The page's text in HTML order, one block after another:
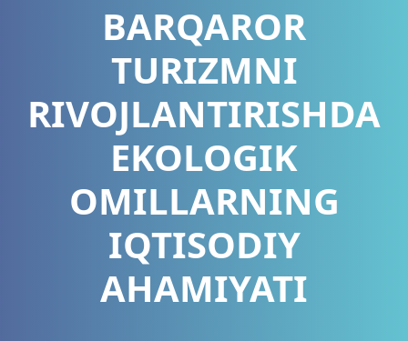
BARQAROR
TURIZMNI
RIVOJLANTIRISHDA
EKOLOGIK
OMILLARNING
IQTISODIY
AHAMIYATI